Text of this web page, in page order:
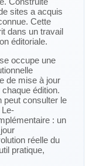
sites a acquis
Cette
dans un travail
éditoriale.
occupe une
de mise à jour
édition.
peut consulter le
Le-
: un
réelle du
pratique,